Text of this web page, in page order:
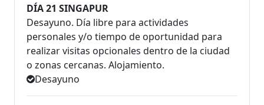
DÍA 21 SINGAPUR
Desayuno. Día libre para actividades
personales y/o tiempo de oportunidad para
realizar visitas opcionales dentro de la ciudad
o zonas cercanas. Alojamiento.
Desayuno